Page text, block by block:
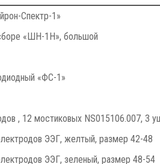
Спектр-1»
«ШН-1H», большой
«ФС-1»
, 12 мостиковых NS015106.007, 3
ЭЭГ, желтый, размер 42-48
ЭЭГ, зеленый, размер 48-54